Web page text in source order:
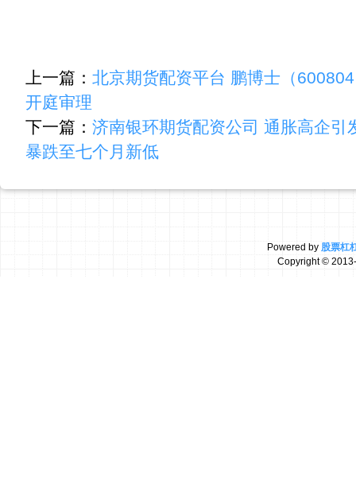
上一篇： 北京期货配资平台 鹏博士（
开庭审理
下一篇： 济南银环期货配资公司 通胀高企引
暴跌至七个月新低
Powered by 股票杠
Copyright©